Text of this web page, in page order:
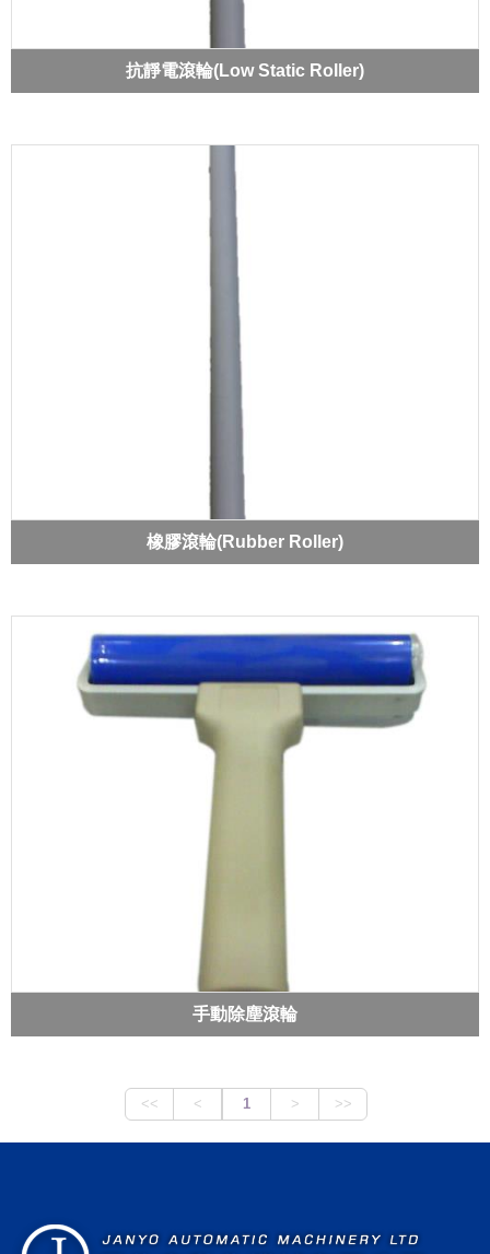
抗靜電滾輪(Low Static Roller)
橡膠滾輪(Rubber Roller)
手動除塵滾輪